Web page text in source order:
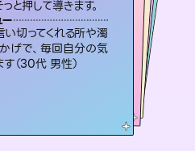
と押して導きます。
切ってくれる所や濁
げで、毎回自分の気
（30代 男性）
ュー
が嘘みたいに晴れまし
ていらっしゃるんだなと
代 女性）
レビュー
ただいてアドバイス通りに行
が復活してきました。ありが
ました（40代 女性）
ザーレビュー
の性質や人間関係、本心など
く視えていてびっくり。対策が
向きになれます（40代）
背景もしっかり聞いて鑑定して
けました。気持ちが楽になりまし
代 女性）
ユーザーレビュー
も心温まる鑑定でした。しかもこち
何も言っていないのに視えていらっ
んだなと驚きです（30代女性）